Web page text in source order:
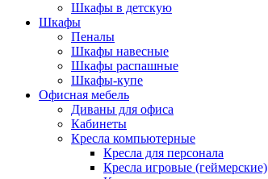
Шкафы в детскую
Шкафы
Пеналы
Шкафы навесные
Шкафы распашные
Шкафы-купе
Офисная мебель
Диваны для офиса
Кабинеты
Кресла компьютерные
Кресла для персонала
Кресла игровые (геймерские)